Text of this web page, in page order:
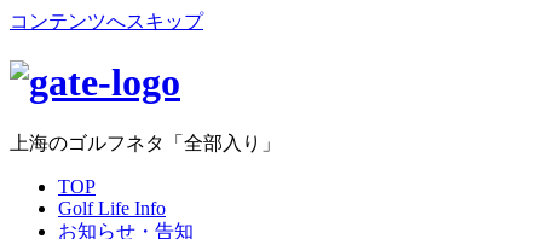
コンテンツへスキップ
上海のゴルフネタ「全部入り」
TOP
Golf Life Info
お知らせ・告知